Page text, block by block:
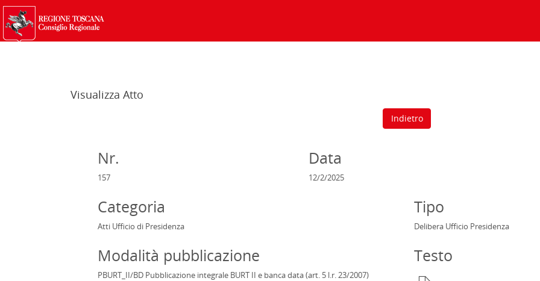
Visualizza Atto
Indietro
Nr.
157
Data
12/2/2025
Categoria
Atti Ufficio di Presidenza
Tipo
Delibera Ufficio Presidenza
Modalità pubblicazione
PBURT_II/BD Pubblicazione integrale BURT II e banca data (art. 5 l.r. 23/2007)
Testo